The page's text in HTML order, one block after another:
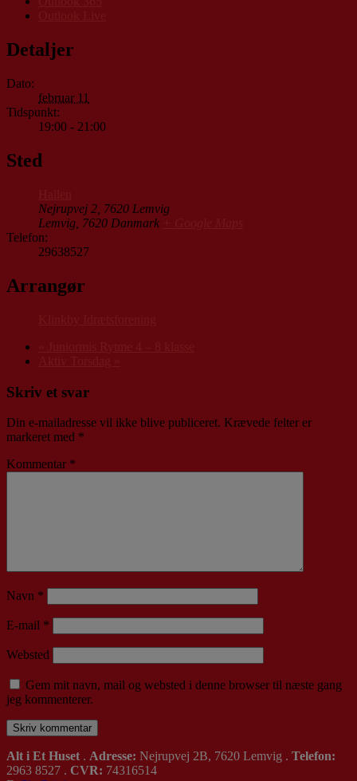
Detaljer
Dato:
februar 11
Tidspunkt:
19:00 - 21:00
Sted
Nejrupvej 2, 7620 Lemvig
Lemvig 7620 Danmark
Telefon:
29638527
Arrangør
Skriv et svar
Din e-mailadresse vil ikke blive publiceret. Krævede felter er
markeret med *
Kommentar *
Navn *
E-mail *
Websted
Gem mit navn, mail og websted i denne browser til næste gang
jeg kommenterer.
Alt i Et Huset . Adresse: Nejrupvej 2B, 7620 Lemvig . Telefon:
2963 8527 . CVR: 74316514